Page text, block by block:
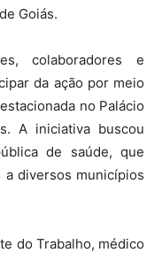
Goiás.
colaboradores e
da ação por meio
no Palácio
A iniciativa buscou
de saúde, que
a diversos municípios
do Trabalho, médico